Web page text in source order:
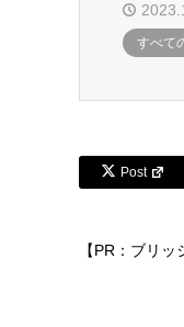
すべて
Post
【PR：ブリ